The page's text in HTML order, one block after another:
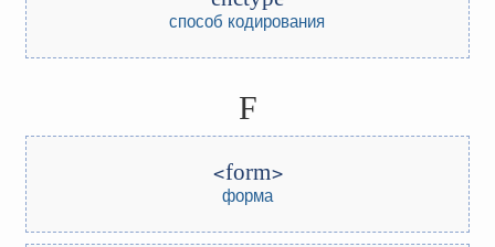
способ кодирования
F
form
форма